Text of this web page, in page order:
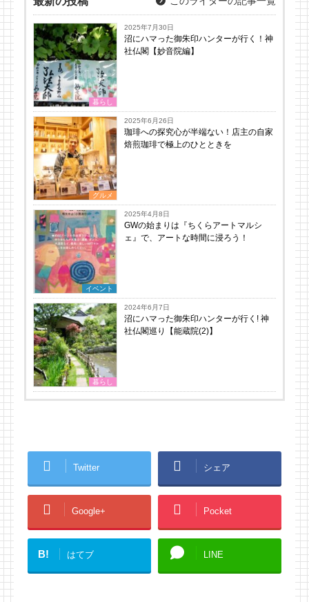
暮らし
2025年7月30日
沼にハマった御朱印ハンターが行く！神
社仏閣【妙音院編】
グルメ
2025年6月26日
珈琲への探究心が半端ない！店主の自家
焙煎珈琲で極上のひとときを
イベント
2025年4月8日
GWの始まりは『ちくらアートマルシ
ェ』で、アートな時間に浸ろう！
暮らし
2024年6月7日
沼にハマった御朱印ハンターが行く! 神
社仏閣巡り【能蔵院(2)】
Twitter シェア
Google+ Pocket
B! はてブ LINE